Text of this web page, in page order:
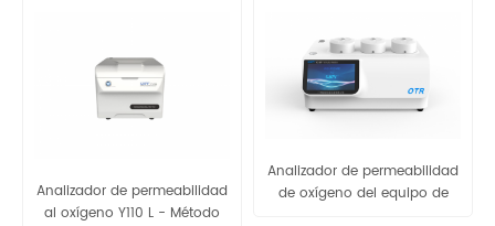
Analizador de permeabilidad
al oxígeno Y110 L - Método
Analizador de permeabilidad
de oxígeno del equipo de